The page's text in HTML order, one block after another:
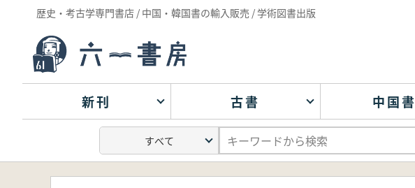
歴史・考古学専門書店 / 中国・韓国書の輸入販売 / 学術図書出版
新刊 古書 中国書